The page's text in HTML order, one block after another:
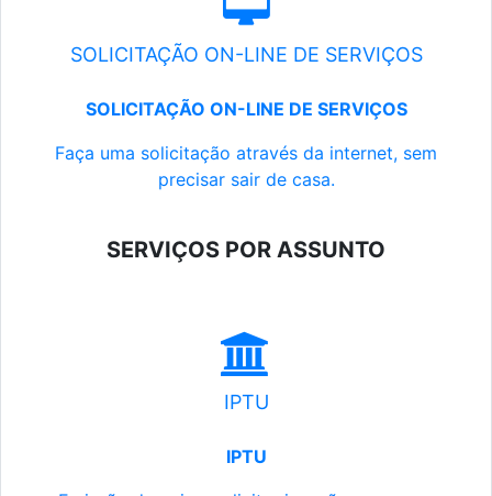
SOLICITAÇÃO ON-LINE DE SERVIÇOS
SOLICITAÇÃO ON-LINE DE SERVIÇOS
Faça uma solicitação através da internet, sem
precisar sair de casa.
SERVIÇOS POR ASSUNTO
IPTU
IPTU